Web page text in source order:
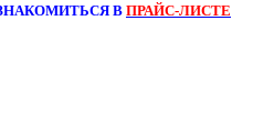
ВПРАЙС-ЛИСТЕ